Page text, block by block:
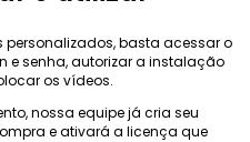
basta acessar o
e senha, autorizar a instalação
os vídeos.
nossa equipe já cria seu
e ativará a licença que